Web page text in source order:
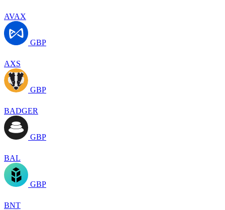
AVAX
GBP
AXS
GBP
BADGER
GBP
BAL
GBP
BNT